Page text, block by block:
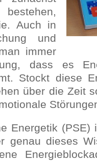
Auch in
und
immer
dass es
Stockt diese
über die Zeit
Energetik (PSE)
genau dieses